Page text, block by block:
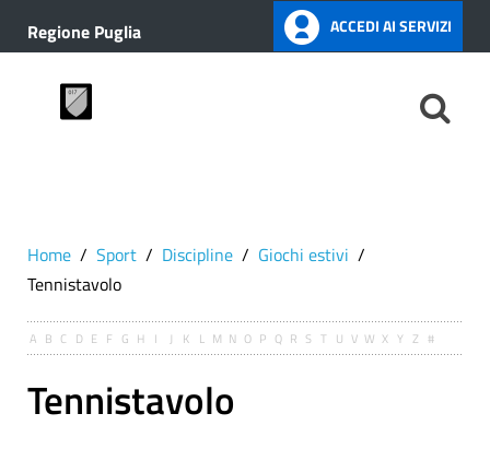
Regione Puglia ACCEDI AI SERVIZI
Home Sport Discipline
Giochi estivi
Tennistavolo
A B C D E F G H I J K L M N O P Q R S T U V W X Y Z #
Tennistavolo